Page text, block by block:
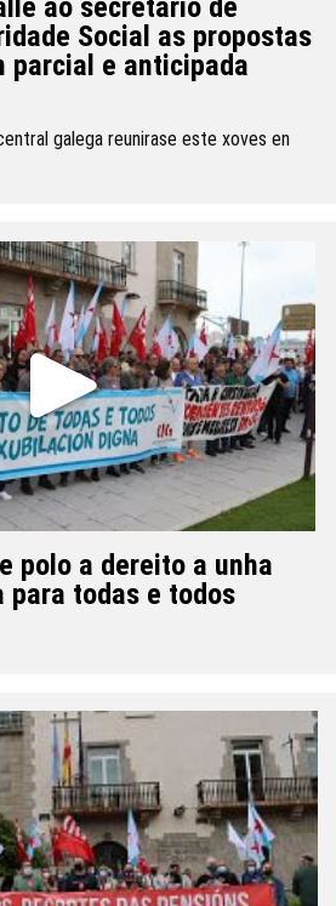
ao secretario de
Social as propostas
parcial e anticipada
galega reunirase este xoves en
polo a dereito a unha
para todas e todos